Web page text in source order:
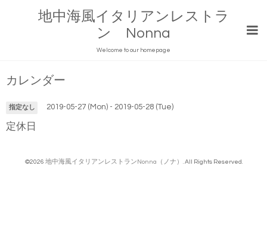
地中海風イタリアンレストラ
ン Nonna
Welcome to our homepage
カレンダー
指定なし 2019-05-27 (Mon) - 2019-05-28 (Tue)
定休日
©2026 地中海風イタリアンレストランNonna（ノナ） . All Rights Reserved.